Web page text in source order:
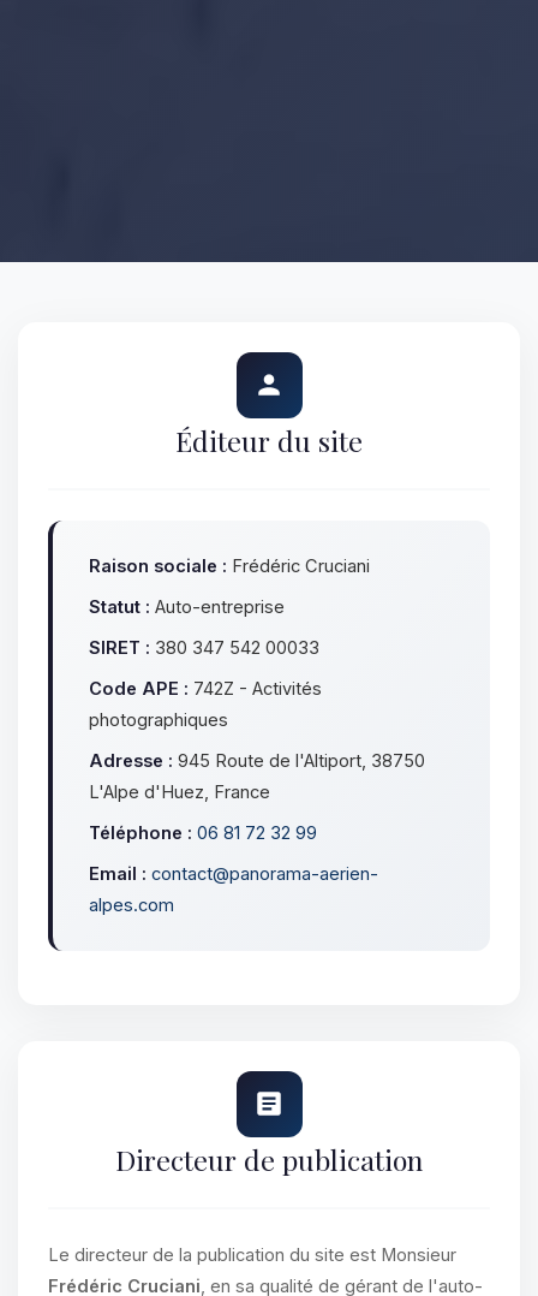
Éditeur du site
Raison sociale : Frédéric Cruciani
Statut : Auto-entreprise
SIRET : 380 347 542 00033
Code APE : 742Z - Activités
photographiques
Adresse : 945 Route de l'Altiport, 38750
L'Alpe d'Huez, France
Téléphone : 06 81 72 32 99
Email : contact@panorama-aerien-
alpes.com
Directeur de publication
Le directeur de la publication du site est Monsieur
Frédéric Cruciani , en sa qualité de gérant de l'auto-